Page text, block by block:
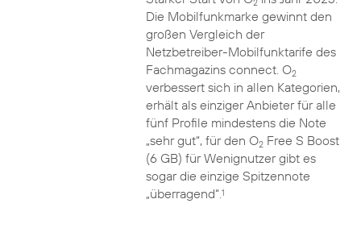
2
Die Mobilfunkmarke gewinnt den
großen Vergleich der
Netzbetreiber-Mobilfunktarife des
Fachmagazins connect. O2
verbessert sich in allen Kategorien,
erhält als einziger Anbieter für alle
fünf Profile mindestens die Note
„sehr gut“, für den O2Free S Boost
(6 GB) für Wenignutzer gibt es
sogar die einzige Spitzennote
„überragend“.1